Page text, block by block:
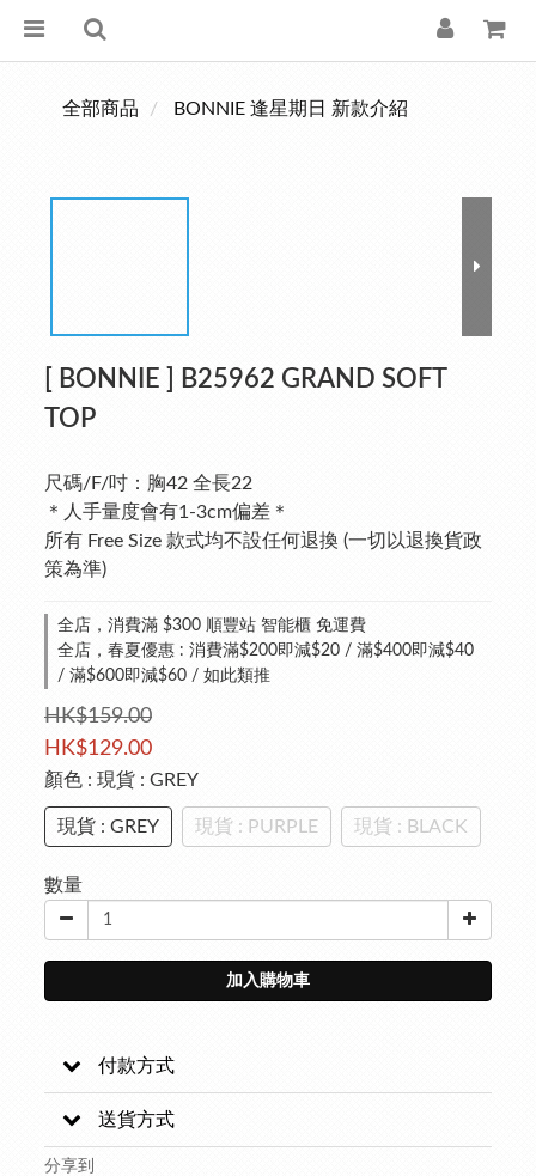
全部商品 BONNIE 逢星期日 新款介紹
[ BONNIE ] B25962 GRAND SOFT
TOP
尺碼/F/吋：胸42 全長22
＊人手量度會有1-3cm偏差＊
所有 Free Size 款式均不設任何退換 (一切以退換貨政
策為準)
全店，消費滿 $300 順豐站 智能櫃 免運費
全店，春夏優惠 : 消費滿$200即減$20 / 滿$400即減$40
/ 滿$600即減$60 / 如此類推
HK$159.00
HK$129.00
顏色 : 現貨 : GREY
現貨 : GREY 現貨 : PURPLE 現貨 : BLACK
數量
加入購物車
付款方式
送貨方式
分享到